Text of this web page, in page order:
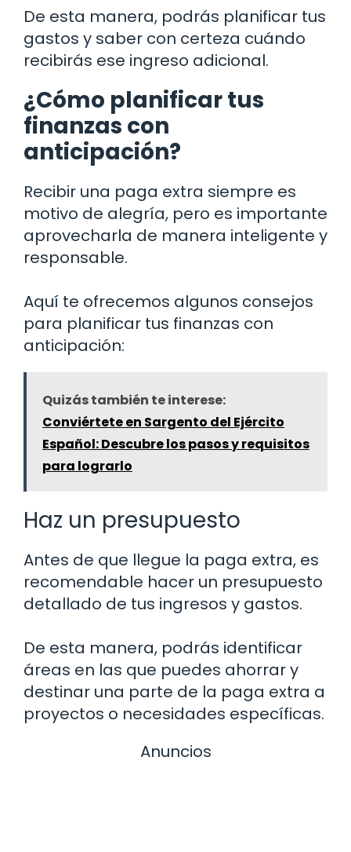
De esta manera, podrás planificar tus
gastos y saber con certeza cuándo
recibirás ese ingreso adicional.
¿Cómo planificar tus
finanzas con
anticipación?
Recibir una paga extra siempre es
motivo de alegría, pero es importante
aprovecharla de manera inteligente y
responsable.
Aquí te ofrecemos algunos consejos
para planificar tus finanzas con
anticipación:
Quizás también te interese:
Conviértete en Sargento del Ejército
Español: Descubre los pasos y requisitos
para lograrlo
Haz un presupuesto
Antes de que llegue la paga extra, es
recomendable hacer un presupuesto
detallado de tus ingresos y gastos.
De esta manera, podrás identificar
áreas en las que puedes ahorrar y
destinar una parte de la paga extra a
proyectos o necesidades específicas.
Anuncios